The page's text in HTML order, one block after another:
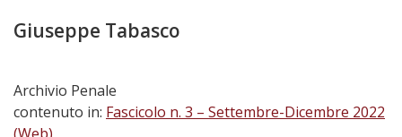
Giuseppe Tabasco
Archivio Penale
contenuto in: Fascicolo n. 3 – Settembre-Dicembre 2022